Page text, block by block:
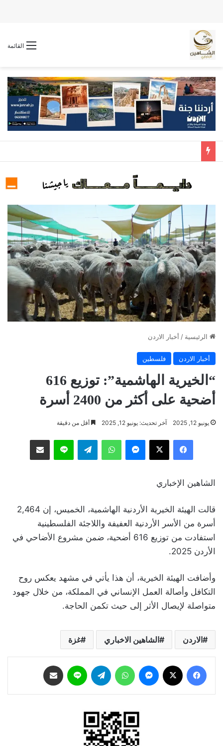
القائمة
الرئيسية / أخبار الاردن
أخبار الاردن فلسطين
“الخيرية الهاشمية”: توزيع 616
أضحية على أكثر من 2400 أسرة
يونيو 12, 2025 آخر تحديث: يونيو 12, 2025 أقل من دقيقة
فيسبوك ‫X ماسنجر واتساب تيلقرام لاين مشاركة عبر البريد
الشاهين الإخباري
قالت الهيئة الخيرية الأردنية الهاشمية، الخميس، إن 2,464
أسرة من الأسر الأردنية العفيفة واللاجئة الفلسطينية
استفادت من توزيع 616 أضحية، ضمن مشروع الأضاحي في
الأردن 2025.
وأضافت الهيئة الخيرية، أن هذا يأتي في مشهد يعكس روح
التكافل وأصالة العمل الإنساني في المملكة، من خلال جهود
متواصلة لإيصال الأثر إلى حيث تكمن الحاجة.
الاردن الشاهين الاخباري غزة
فيسبوك ماسنجر واتساب تيلقرام لاين